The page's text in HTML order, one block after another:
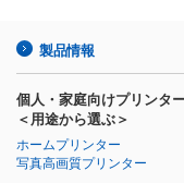
製品情報
個人・家庭向けプリンタ
＜用途から選ぶ＞
ホームプリンター
写真高画質プリンター